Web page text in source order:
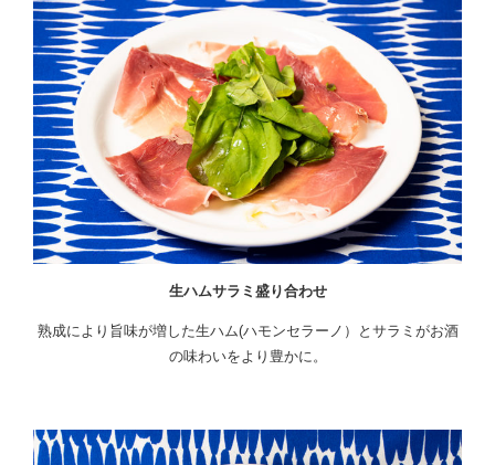
生ハムサラミ盛り合わせ
熟成により旨味が増した生ハム(ハモンセラーノ）とサラミがお酒
の味わいをより豊かに。